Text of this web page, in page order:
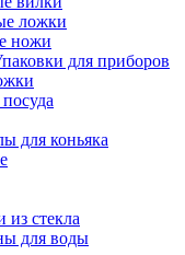
ложки
ножи
для приборов
для коньяка
стекла
для воды